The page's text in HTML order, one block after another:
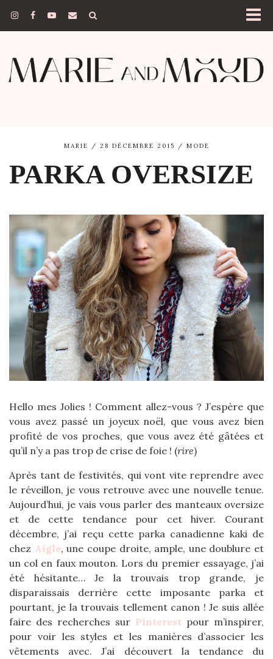
MARIE 28 DÉCEMBRE 2015 MODE
PARKA OVERSIZE
Hello mes Jolies ! Comment allez-vous ? J’espère que
vous avez passé un joyeux noël, que vous avez bien
profité de vos proches, que vous avez été gâtées et
qu’il n’y a pas trop de crise de foie ! (rire)
Après tant de festivités, qui vont vite reprendre avec
le réveillon, je vous retrouve avec une nouvelle tenue.
Aujourd’hui, je vais vous parler des manteaux oversize
et de cette tendance pour cet hiver. Courant
décembre, j’ai reçu cette parka canadienne kaki de
chez Aigle, une coupe droite, ample, une doublure et
un col en faux mouton. Lors du premier essayage, j’ai
été hésitante… Je la trouvais trop grande, je
disparaissais derrière cette imposante parka et
pourtant, je la trouvais tellement canon ! Je suis allée
faire des recherches sur Pinterest pour m’inspirer,
pour voir les styles et les manières d’associer les
vêtements avec. J’ai découvert la tendance du